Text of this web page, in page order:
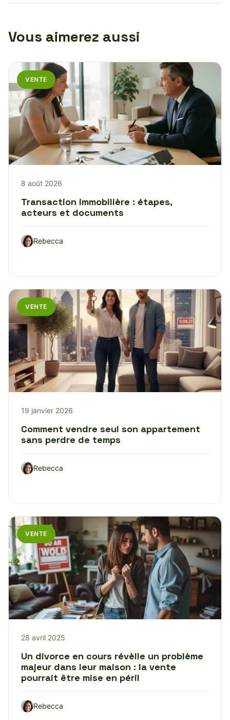
Vous aimerez aussi
VENTE
8 août 2026
Transaction immobilière : étapes,
acteurs et documents
Rebecca
VENTE
19 janvier 2026
Comment vendre seul son appartement
sans perdre de temps
Rebecca
VENTE
28 avril 2025
Un divorce en cours révèlle un problème
majeur dans leur maison : la vente
pourrait être mise en péril
Rebecca